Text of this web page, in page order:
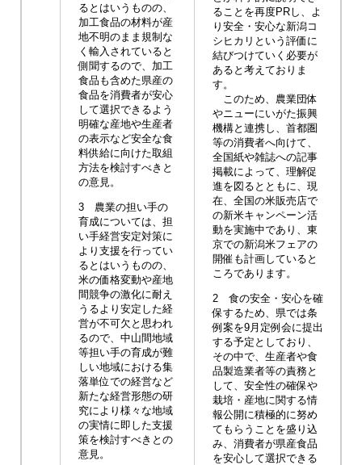
るとはいうものの、
加工食品の材料が産
地不明のまま規制な
く輸入されていると
側聞するので、加工
食品も含めた県産の
食品を消費者が安心
して選択できるよう
明確な産地や生産者
の表示など安全な食
料供給に向けた取組
方法を検討すべきと
の意見。
3 農業の担い手の
育成については、担
い手経営安定対策に
より支援を行ってい
るとはいうものの、
米の価格変動や産地
間競争の激化に耐え
うるより安定した経
営が不可欠と思われ
るので、中山間地域
等担い手の育成が難
しい地域における集
落単位での経営など
新たな経営形態の研
究により様々な地域
の実情に即した支援
策を検討すべきとの
意見。
ることを再度PRし、よ
り安全・安心な新潟コ
シヒカリという評価に
結びつけていく必要が
あると考えておりま
す。
このため、農業団体
やニューにいがた振興
機構と連携し、首都圏
等の消費者へ向けて、
全国紙や雑誌への記事
掲載によって、理解促
進を図るとともに、現
在、全国の米販売店で
の新米キャンペーン活
動を実施中であり、東
京での新潟米フェアの
開催も計画していると
ころであります。
2 食の安全・安心を確
保するため、県では条
例案を9月定例会に提出
する予定としており、
その中で、生産者や食
品製造業者等の責務と
して、安全性の確保や
栽培・産地に関する情
報公開に積極的に努め
てもらうことを盛り込
み、消費者が県産食品
を安心して選択できる